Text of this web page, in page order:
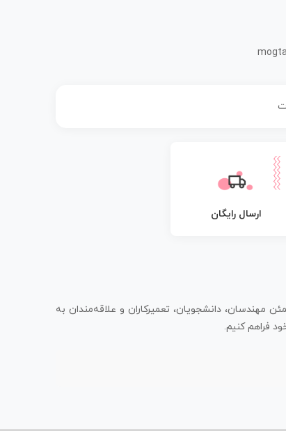
ارسال رایگان
مهندسان، دانشجویان، تعمیرکاران و علاقه‌مندان به
فراهم کنیم.